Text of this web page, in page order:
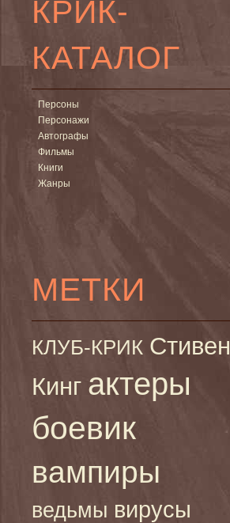
КРИК-
КАТАЛОГ
Персоны
Персонажи
Автографы
Фильмы
Книги
Жанры
МЕТКИ
КЛУБ-КРИК Стивен
Кинг актеры
боевик
вампиры
ведьмы вирусы